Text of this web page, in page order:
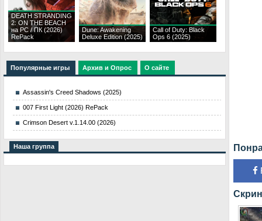
DEATH STRANDING
2: ON THE BEACH
на PC / ПК (2026)
RePack
Dune: Awakening
Deluxe Edition (2025)
Call of Duty: Black
Ops 6 (2025)
Популярные игры Архив и Опрос О сайте
Assassin's Creed Shadows (2025)
007 First Light (2026) RePack
Crimson Desert v.1.14.00 (2026)
Наша группа